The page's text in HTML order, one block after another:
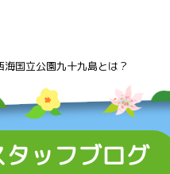
海国立公園九十九島とは？
タッフブログ